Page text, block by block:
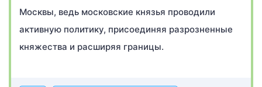
Москвы, ведь московские князья проводили
активную политику, присоединяя разрозненные
княжества и расширяя границы.